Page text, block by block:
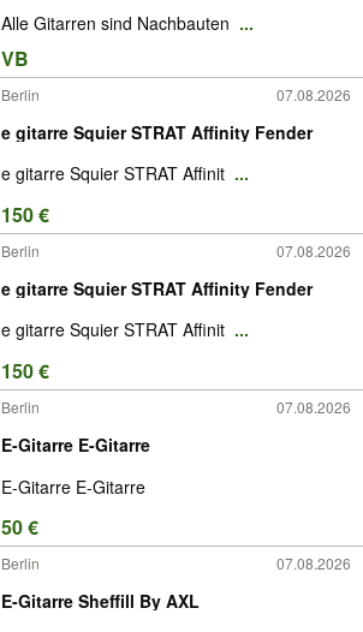
Alle Gitarren sind Nachbauten ...
VB
Berlin 07.08.2026
e gitarre Squier STRAT Affinity Fender
e gitarre Squier STRAT Affinit ...
150 €
Berlin 07.08.2026
e gitarre Squier STRAT Affinity Fender
e gitarre Squier STRAT Affinit ...
150 €
Berlin 07.08.2026
E-Gitarre E-Gitarre
E-Gitarre E-Gitarre
50 €
Berlin 07.08.2026
E-Gitarre Sheffill By AXL